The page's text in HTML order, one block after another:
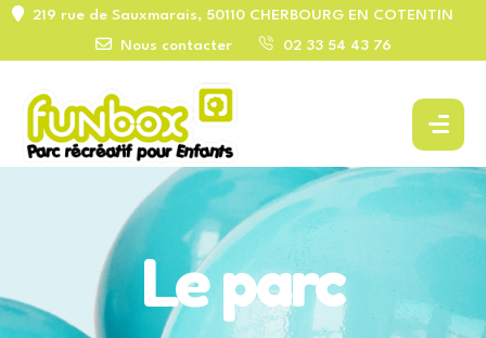
219 rue de Sauxmarais, 50110 CHERBOURG EN COTENTIN
Nous contacter
02 33 54 43 76
Le parc